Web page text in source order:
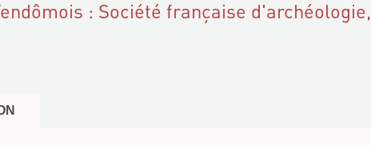
: Société française d'archéologie,